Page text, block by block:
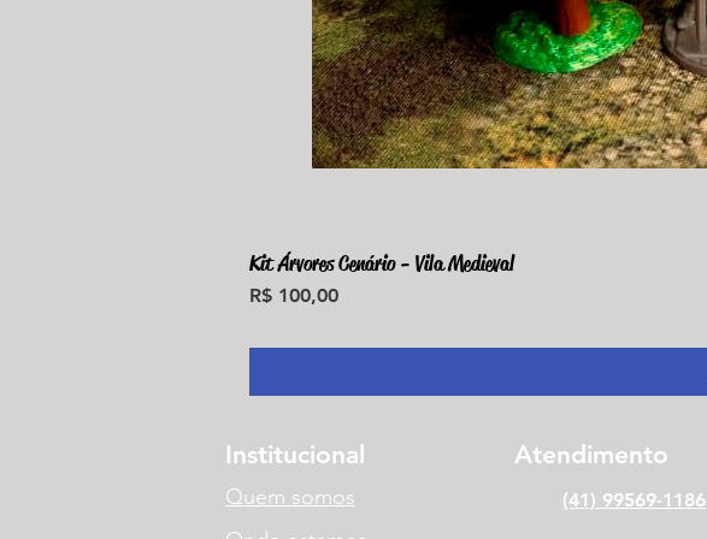
Kit Árvores Cenário - Vila Medieval
Preço
R$ 100,00
Institucional Atendimento
Quem somos (41) 99569-1186